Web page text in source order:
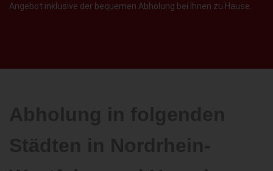
Angebot inklusive der bequemen Abholung bei Ihnen zu Hause.